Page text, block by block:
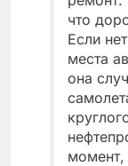
что
Если
места
она
момент,